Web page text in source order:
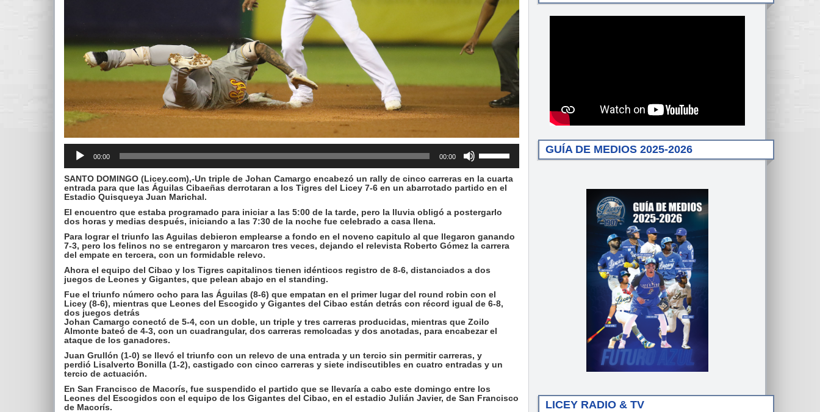
Reproductor
audio
00:00 00:00
las
teclas
de
flecha
para
disminuir
SANTO DOMINGO (Licey.com),-Un triple de Johan Camargo encabezó un rally de cinco carreras en la cuarta
entrada para que las Águilas Cibaeñas derrotaran a los Tigres del Licey 7-6 en un abarrotado partido en el
Estadio Quisqueya Juan Marichal.
El encuentro que estaba programado para iniciar a las 5:00 de la tarde, pero la lluvia obligó a postergarlo
dos horas y medias después, iniciando a las 7:30 de la noche fue celebrado a casa llena.
Para lograr el triunfo las Aguilas debieron emplearse a fondo en el noveno capitulo al que llegaron ganando
7-3, pero los felinos no se entregaron y marcaron tres veces, dejando el relevista Roberto Gómez la carrera
del empate en tercera, con un formidable relevo.
Ahora el equipo del Cibao y los Tigres capitalinos tienen idénticos registro de 8-6, distanciados a dos
juegos de Leones y Gigantes, que pelean abajo en el standing.
Fue el triunfo número ocho para las Águilas (8-6) que empatan en el primer lugar del round robin con el
Licey (8-6), mientras que Leones del Escogido y Gigantes del Cibao están detrás con récord igual de 6-8,
dos juegos detrás
Johan Camargo conectó de 5-4, con un doble, un triple y tres carreras producidas, mientras que Zoilo
Almonte bateó de 4-3, con un cuadrangular, dos carreras remolcadas y dos anotadas, para encabezar el
ataque de los ganadores.
Juan Grullón (1-0) se llevó el triunfo con un relevo de una entrada y un tercio sin permitir carreras, y
perdió Lisalverto Bonilla (1-2), castigado con cinco carreras y siete indiscutibles en cuatro entradas y un
tercio de actuación.
En San Francisco de Macorís, fue suspendido el partido que se llevaría a cabo este domingo entre los
Leones del Escogidos con el equipo de los Gigantes del Cibao, en el estadio Julián Javier, de San Francisco
de Macorís.
GUÍA DE MEDIOS 2025-2026
LICEY RADIO & TV